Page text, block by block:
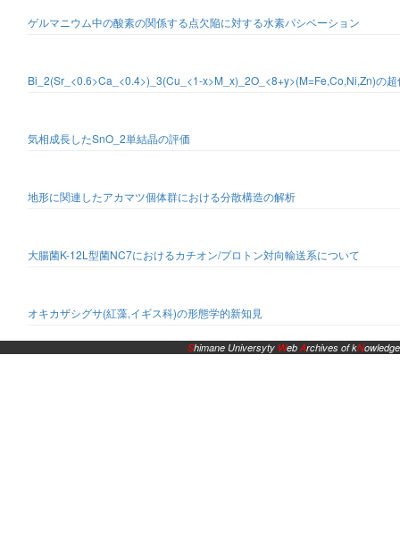
ゲルマニウム中の酸素の関係する点欠陥に対する水素パシベーション
Bi_2(Sr_<0.6>Ca_<0.4>)_3(Cu_<1-x>M_x)_2O_<8+y>(M=Fe,Co,Ni,Zn)の
気相成長したSnO_2単結晶の評価
地形に関連したアカマツ個体群における分散構造の解析
大腸菌K-12L型菌NC7におけるカチオン/プロトン対向輸送系について
オキカザシグサ(紅藻,イギス科)の形態学的新知見
Shimane Universyty WebArchives of kNowledge